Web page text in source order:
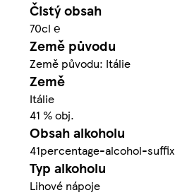
Čistý obsah
70cl ℮
Země původu
Země původu: Itálie
Země
Itálie
41 % obj.
Obsah alkoholu
41percentage-alcohol-suffix
Typ alkoholu
Lihové nápoje